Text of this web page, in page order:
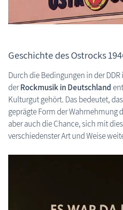
die Natur erleben
Geschichten, Märchen & Sagen
Maritimes
Sehenswertes
MEGA-Suche Sehenswürdigkeiten
Aussichtstürme
Brunnen
Leuchttürme
Geschichte des Ostrocks
Durch die Bedingungen in der
derRockmusik in Deutschland
Kulturgut gehört. Das bedeutet,
geprägte Form der Wahrnehmung
aber auch die Chance, sich mit
verschiedenster Art und Weise